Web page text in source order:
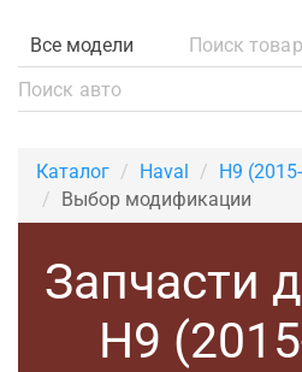
Каталог Haval
H9
Выбор модификации
Запчасти
H9